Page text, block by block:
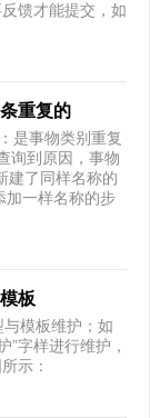
馈才能提交，如
重复的
是事物类别重复
询到原因，事物
建了同样名称的
加一样名称的步
板
模板维护；如
”字样进行维护，
示：